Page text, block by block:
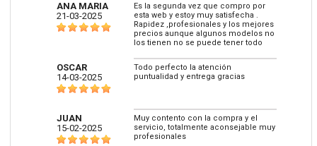
ANA MARIA
21-03-2025
Es la segunda vez que compro por
esta web y estoy muy satisfecha .
Rapidez ,profesionales y los mejores
precios aunque algunos modelos no
los tienen no se puede tener todo
OSCAR
14-03-2025
Todo perfecto la atención
puntualidad y entrega gracias
JUAN
15-02-2025
Muy contento con la compra y el
servicio, totalmente aconsejable muy
profesionales